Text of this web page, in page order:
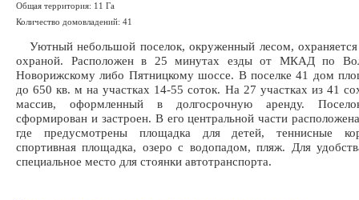
Общая территория: 11 Га
Количество домовладений: 41
Уютный небольшой поселок, окруженный лесом,
охраной. Расположен в 25 минутах езды от МКАД по
Новорижскому либо Пятницкому шоссе. В поселке 41 дом
до 650 кв. м на участках 14-55 соток. На 27 участках из 41
массив, оформленный в долгосрочную аренду.
сформирован и застроен. В его центральной части
где предусмотрены площадка для детей, теннисные
спортивная площадка, озеро с водопадом, пляж. Для
специальное место для стоянки автотранспорта.